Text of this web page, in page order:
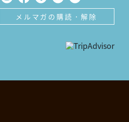
メルマガの購読．解除